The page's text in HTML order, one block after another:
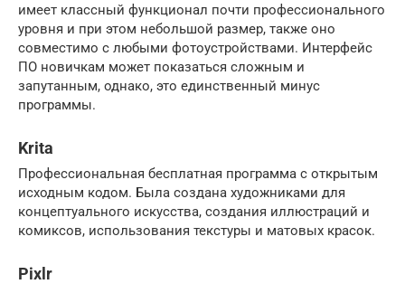
имеет классный функционал почти профессионального
уровня и при этом небольшой размер, также оно
совместимо с любыми фотоустройствами. Интерфейс
ПО новичкам может показаться сложным и
запутанным, однако, это единственный минус
программы.
Krita
Профессиональная бесплатная программа с открытым
исходным кодом. Была создана художниками для
концептуального искусства, создания иллюстраций и
комиксов, использования текстуры и матовых красок.
Pixlr